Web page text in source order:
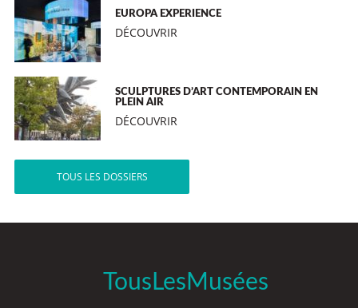
EUROPA EXPERIENCE
DÉCOUVRIR
SCULPTURES D’ART CONTEMPORAIN EN
PLEIN AIR
DÉCOUVRIR
TOUS LES DOSSIERS
TousLesMusées